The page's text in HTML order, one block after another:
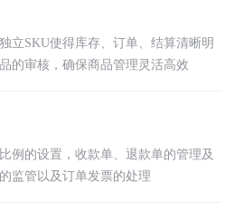
立SKU使得库存、订单、结算清晰明
的审核，确保商品管理灵活高效
例的设置，收款单、退款单的管理及
监管以及订单发票的处理